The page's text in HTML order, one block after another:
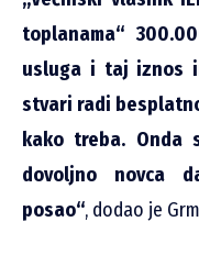
toplanama“
usluga i taj iznos
stvari radi
kako treba. Onda
dovoljno novca
posao“, dodao je